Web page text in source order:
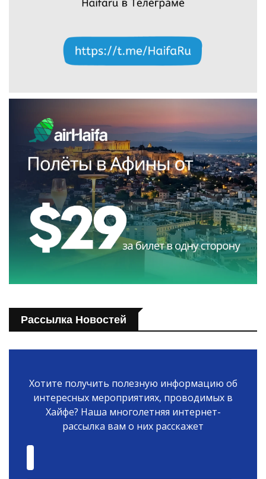
Рассылка Новостей
Хотите получить полезную информацию об
интересных мероприятиях, проводимых в
Хайфе? Наша многолетняя интернет-
рассылка вам о них расскажет